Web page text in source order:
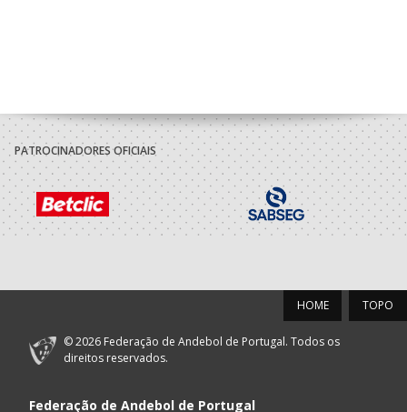
PATROCINADORES OFICIAIS
TOPO
HOME
© 2026 Federação de Andebol de Portugal. Todos os
direitos reservados.
Federação de Andebol de Portugal